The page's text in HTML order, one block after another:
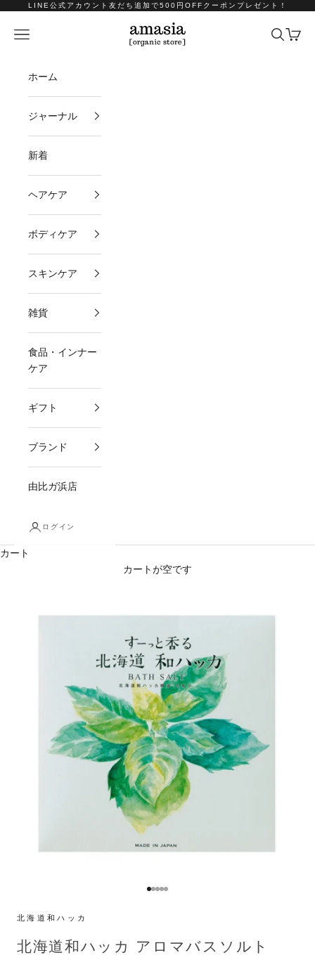
コンテンツへスキップ
LINE公式アカウント友だち追加で500円OFFクーポンプレゼント！
amasia organic store
メニュー 検索カート
ホーム
ジャーナル
新着
ヘアケア
ボディケア
スキンケア
雑貨
食品・インナー
ケア
ギフト
ブランド
由比ガ浜店
ログイン
カート
カートが空です
I18n Error: Missing interpolation
I18n Error: Missing interpolation
I18n Error: Missing interpolation
I18n Error: Missing interpolation
I18n Error: Missing interpolation
北海道和ハッカ
北海道和ハッカ アロマバスソルト